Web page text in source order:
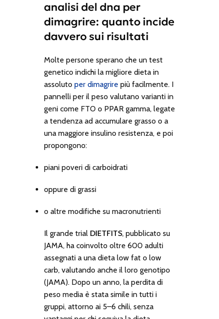
analisi del dna per
dimagrire: quanto incide
davvero sui risultati
Molte persone sperano che un test
genetico indichi la migliore dieta in
assoluto per dimagrire più facilmente. I
pannelli per il peso valutano varianti in
geni come FTO o PPAR gamma, legate
a tendenza ad accumulare grasso o a
una maggiore insulino resistenza, e poi
propongono:
piani poveri di carboidrati
oppure di grassi
o altre modifiche su macronutrienti
Il grande trial DIETFITS, pubblicato su
JAMA, ha coinvolto oltre 600 adulti
assegnati a una dieta low fato low
carb, valutando anche il loro genotipo
(JAMA). Dopo un anno, la perdita di
peso media è stata simile in tutti i
gruppi, attorno ai 5–6 chili, senza